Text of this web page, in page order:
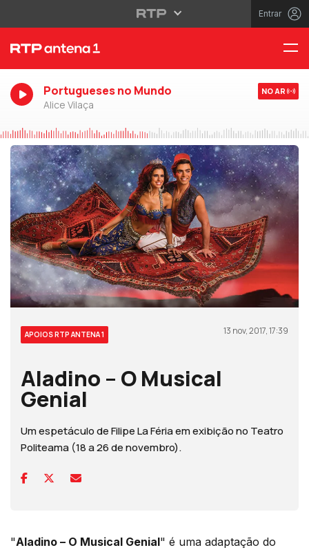
Entrar
Portugueses no Mundo
Alice Vilaça
NO AR
APOIOS RTP ANTENA 1 13 nov, 2017, 17:39
Aladino – O Musical
Genial
Um espetáculo de Filipe La Féria em exibição no Teatro
Politeama (18 a 26 de novembro).
"Aladino – O Musical Genial" é uma adaptação do